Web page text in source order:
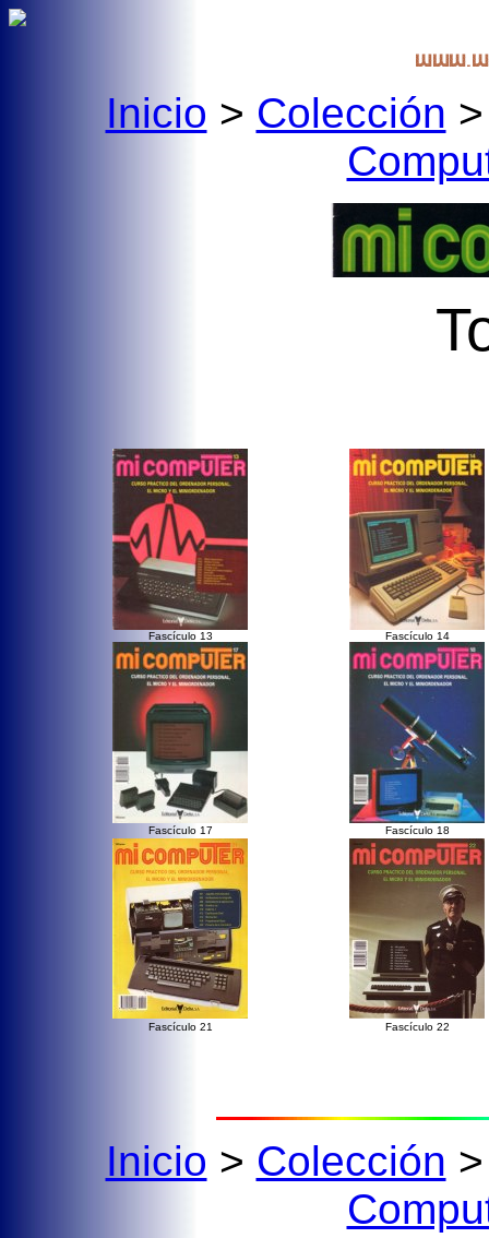
Inicio > Colección
Fascículo 13 Fascículo 14
Fascículo 17 Fascículo 18
Fascículo 21 Fascículo 22
Inicio > Colección